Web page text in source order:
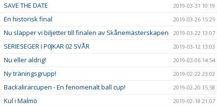
SAVE THE DATE 2019-03-31 10:19
En historisk final 2019-03-26 15:25
Nu släpper vi biljetter till finalen av Skånemästerskapen 2019-03-22 13:07
SERIESEGER I P0JKAR 02 SVÅR 2019-03-12 13:03
Nu eller aldrig! 2019-03-06 14:54
Ny träningsgrupp! 2019-02-22 23:02
Backalirarcupen - En fenomenalt ball cup! 2019-02-20 15:58
Kul i Malmö 2019-02-18 21:07